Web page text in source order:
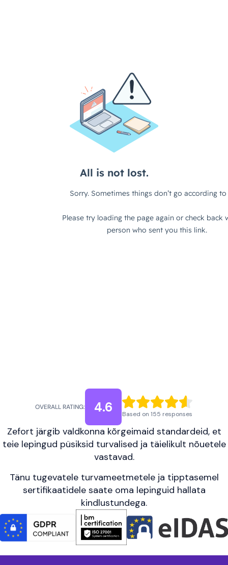
OVERALL RATING: 4.6 Based on 155 responses
Zefort järgib valdkonna kõrgeimaid standardeid, et
teie lepingud püsiksid turvalised ja täielikult nõuetele
vastavad.
Tänu tugevatele turvameetmetele ja tipptasemel
sertifikaatidele saate oma lepinguid hallata
kindlustundega.